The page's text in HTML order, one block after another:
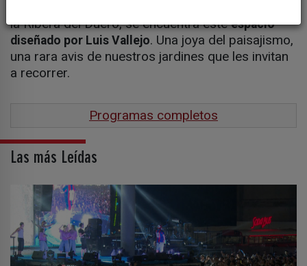
la Ribera del Duero, se encuentra esteespacio
diseñado por Luis Vallejo. Una joya del paisajismo,
una rara avis de nuestros jardines que les invitan
a recorrer.
Programas completos
Las más Leídas